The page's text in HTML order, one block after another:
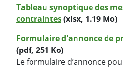
Tableau synoptique des
contraintes(xlsx, 1.19 Mo)
Formulaire d'annonce de
(pdf, 251 Ko)
Le formulaire d’annonce